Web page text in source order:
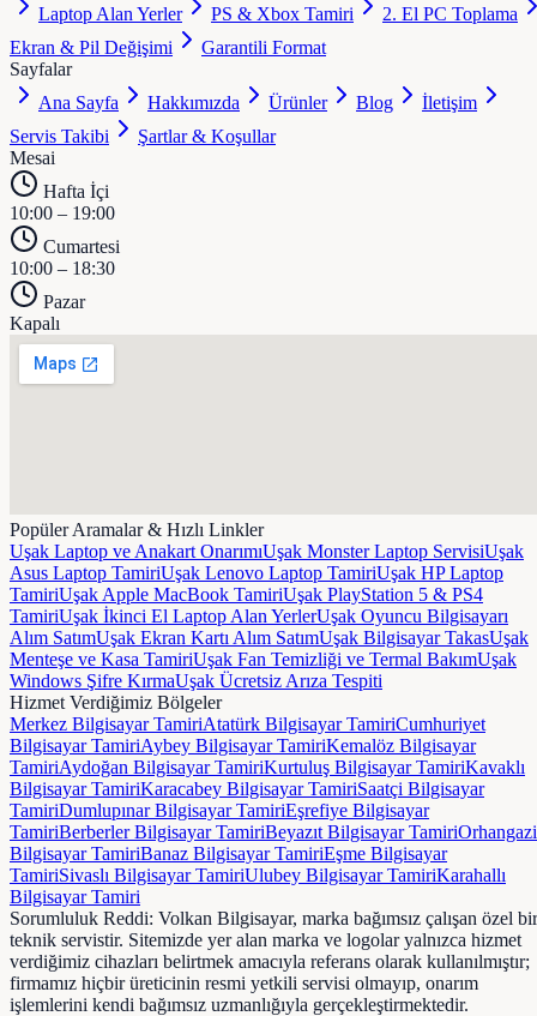
Laptop Alan Yerler
PS & Xbox Tamiri
2. El PC Toplama
Ekran & Pil Değişimi
Garantili Format
Sayfalar
Ana Sayfa
Hakkımızda Ürünler Blog
İletişim
Servis Takibi
Şartlar & Koşullar
Mesai
Hafta İçi
10:00 – 19:00
Cumartesi
10:00 – 18:30
Pazar
Kapalı
Popüler Aramalar & Hızlı Linkler
Uşak Laptop ve Anakart OnarımıUşak Monster Laptop ServisiUşak
Asus Laptop TamiriUşak Lenovo Laptop TamiriUşak HP Laptop
TamiriUşak Apple MacBook TamiriUşak PlayStation 5 & PS4
TamiriUşak İkinci El Laptop Alan YerlerUşak Oyuncu Bilgisayarı
Alım SatımUşak Ekran Kartı Alım SatımUşak Bilgisayar TakasUşak
Menteşe ve Kasa TamiriUşak Fan Temizliği ve Termal BakımUşak
Windows Şifre KırmaUşak Ücretsiz Arıza Tespiti
Hizmet Verdiğimiz Bölgeler
Merkez Bilgisayar TamiriAtatürk Bilgisayar TamiriCumhuriyet
Bilgisayar TamiriAybey Bilgisayar TamiriKemalöz Bilgisayar
TamiriAydoğan Bilgisayar TamiriKurtuluş Bilgisayar TamiriKavaklı
Bilgisayar TamiriKaracabey Bilgisayar TamiriSaatçi Bilgisayar
TamiriDumlupınarBilgisayar TamiriEşrefiye Bilgisayar
TamiriBerberlerBilgisayar TamiriBeyazıt Bilgisayar TamiriOrhangazi
Bilgisayar TamiriBanaz Bilgisayar TamiriEşme Bilgisayar
TamiriSivaslı Bilgisayar TamiriUlubey Bilgisayar TamiriKarahallı
Bilgisayar Tamiri
Sorumluluk Reddi: Volkan Bilgisayar, marka bağımsız çalışan özel bir
teknik servistir. Sitemizde yer alan marka ve logolar yalnızca hizmet
verdiğimiz cihazları belirtmek amacıyla referans olarak kullanılmıştır;
firmamız hiçbir üreticinin resmi yetkili servisi olmayıp, onarım
işlemlerini kendi bağımsız uzmanlığıyla gerçekleştirmektedir.